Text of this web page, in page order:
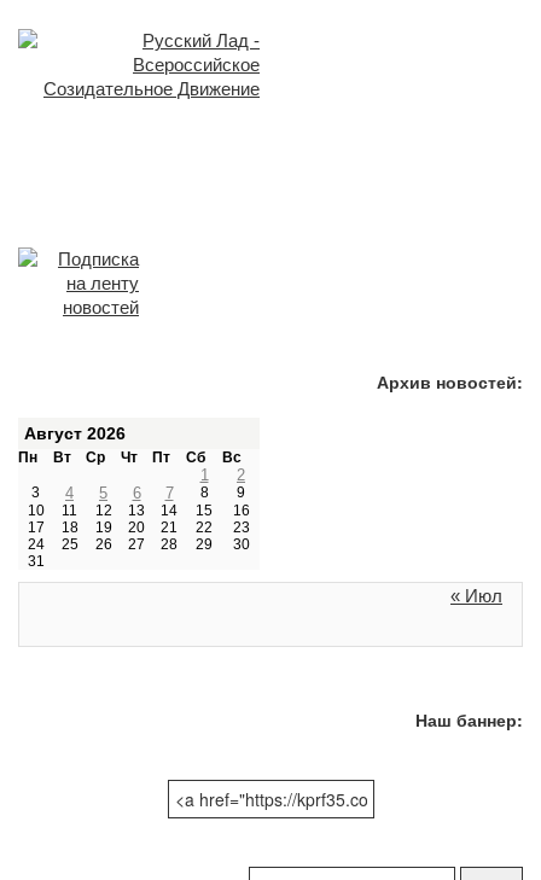
Архив новостей:
Август 2026
Пн Вт Ср Чт Пт Сб Вс
1 2
3 4 5 6 7 8
9
10
11 12 13 14 15
16
17
18 19 20 21 22
23
24
25 26 27 28 29
30
31
« Июл
Наш баннер: